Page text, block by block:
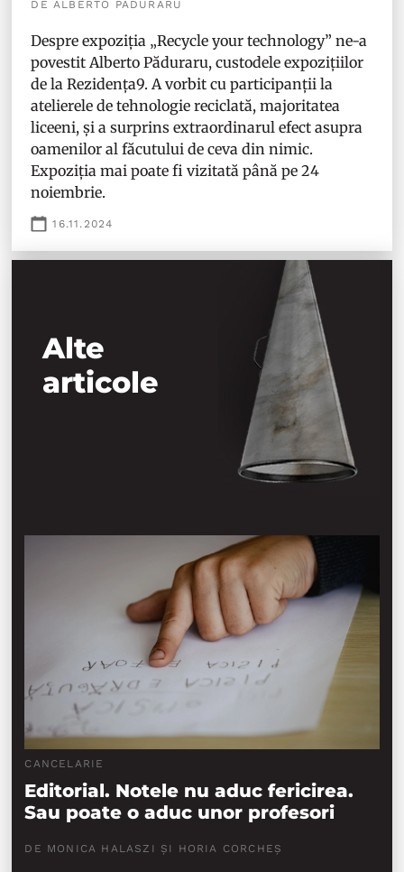
DE ALBERTO PĂDURARU
Despre expoziția „Recycle your technology” ne-a
povestit Alberto Păduraru, custodele expozițiilor
de la Rezidența9. A vorbit cu participanții la
atelierele de tehnologie reciclată, majoritatea
liceeni, și a surprins extraordinarul efect asupra
oamenilor al făcutului de ceva din nimic.
Expoziția mai poate fi vizitată până pe 24
noiembrie.
16.11.2024
Alte
articole
CANCELARIE
Editorial. Notele nu aduc fericirea.
Sau poate o aduc unor profesori
DE MONICA HALASZI ȘI HORIA CORCHEȘ